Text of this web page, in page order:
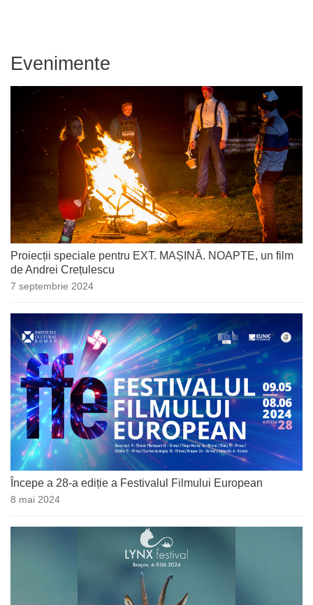
Evenimente
Proiecții speciale pentru EXT. MAȘINĂ. NOAPTE, un film
de Andrei Crețulescu
7 septembrie 2024
Începe a 28-a ediție a Festivalul Filmului European
8 mai 2024